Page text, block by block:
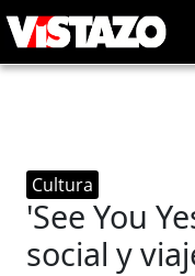
Cultura
'See You
social y